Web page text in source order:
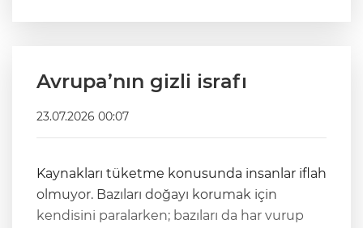
Avrupa’nın gizli israfı
23.07.2026 00:07
Kaynakları tüketme konusunda insanlar iflah
olmuyor. Bazıları doğayı korumak için
kendisini paralarken; bazıları da har vurup